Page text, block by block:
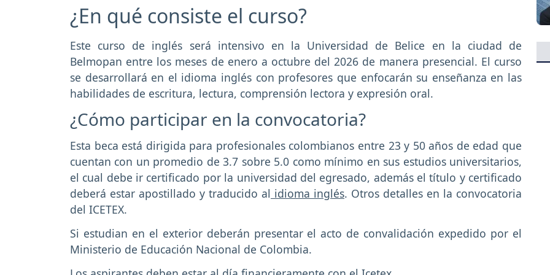
¿En qué consiste el curso?
Este curso de inglés será intensivo en la Universidad de Belice en la ciudad de
Belmopan entre los meses de enero a octubre del 2026 de manera presencial. El curso
se desarrollará en el idioma inglés con profesores que enfocarán su enseñanza en las
habilidades de escritura, lectura, comprensión lectora y expresión oral.
¿Cómo participar en la convocatoria?
Esta beca está dirigida para profesionales colombianos entre 23 y 50 años de edad que
cuentan con un promedio de 3.7 sobre 5.0 como mínimo en sus estudios universitarios,
el cual debe ir certificado por la universidad del egresado, además el título y certificado
deberá estar apostillado y traducido al idioma inglés. Otros detalles en la convocatoria
del ICETEX.
Si estudian en el exterior deberán presentar el acto de convalidación expedido por el
Ministerio de Educación Nacional de Colombia.